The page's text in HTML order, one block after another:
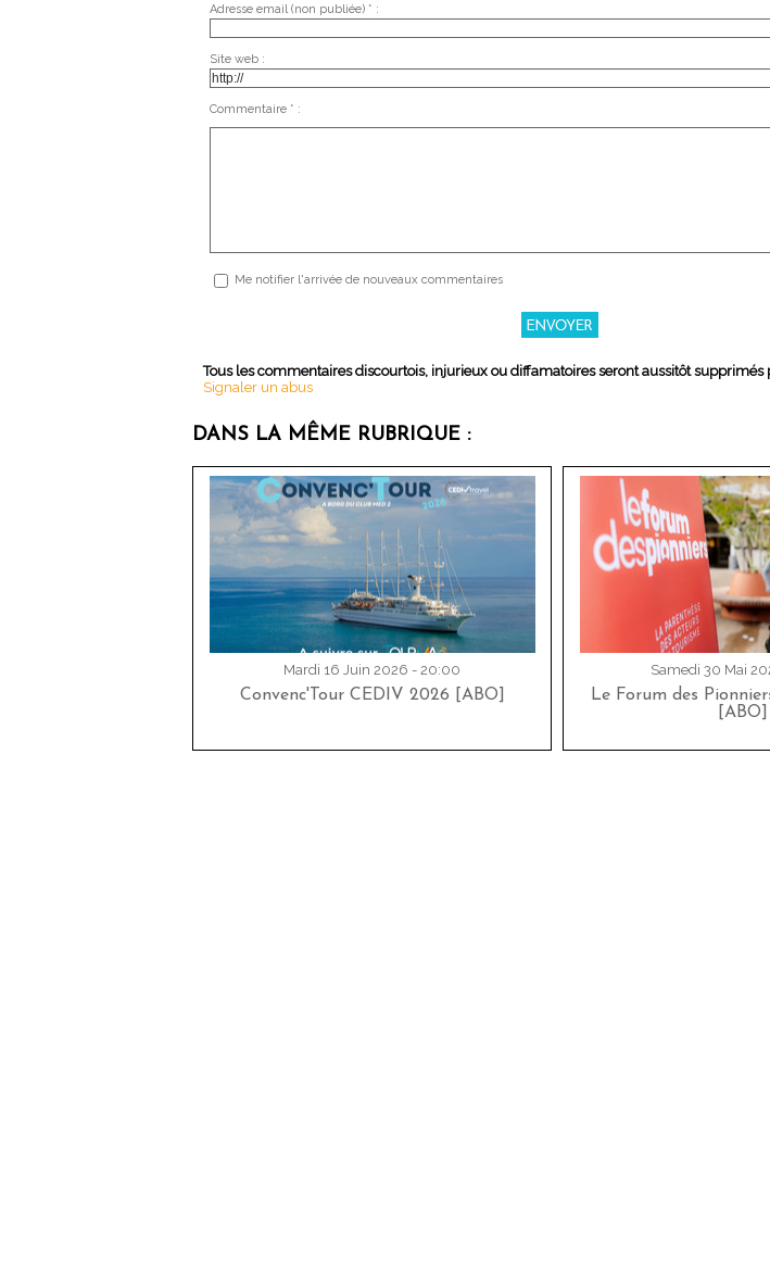
Adresse email (non publiée) * :
Site web :
Commentaire * :
Me notifier l'arrivée de nouveaux commentaires
Tous les commentaires discourtois, injurieux ou diffamatoires seront aussitôt supprimés
Signaler un abus
DANS LA MÊME RUBRIQUE :
Mardi 16 Juin 2026 - 20:00
Convenc'Tour CEDIV 2026 [ABO]
Samedi 30 Mai
Le Forum des
[ABO]